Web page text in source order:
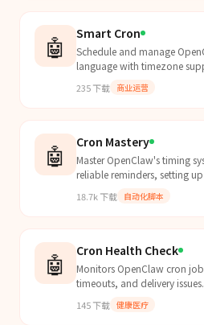
🤖 Smart Cron
Schedule and manage
language with timezone
235下载 商业运营
🤖 Cron Mastery
Master OpenClaw's timing
reliable reminders, setting
18.7k下载 自动化脚本
🤖 Cron Health Check
Monitors OpenClaw cron
timeouts, and delivery issues.
145下载 健康医疗